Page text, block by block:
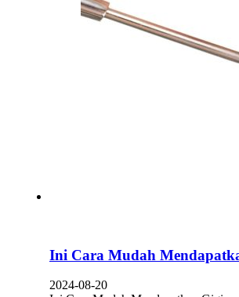
Ini Cara Mudah
2024-08-20